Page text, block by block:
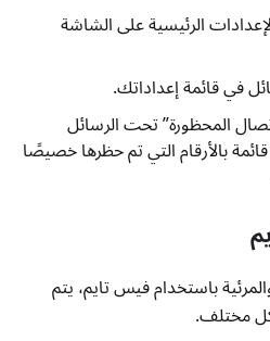
الرئيسية على الشاشة
في قائمة إعداداتك.
المحظورة” تحت الرسائل
بالأرقام التي تم حظرها خصيصًا
باستخدام فيس تايم، يتم
مختلف.